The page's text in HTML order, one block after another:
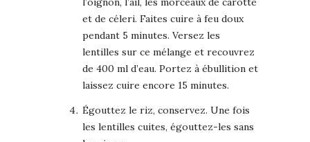
et de céleri. Faites cuire à feu doux
pendant 5 minutes. Versez les
lentilles sur ce mélange et recouvrez
de 400 ml d’eau. Portez à ébullition et
laissez cuire encore 15 minutes.
Égouttez le riz, conservez. Une fois
les lentilles cuites, égouttez-les sans